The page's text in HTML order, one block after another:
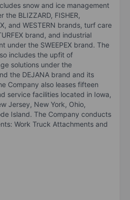
snow and ice management
BLIZZARD, FISHER,
and WESTERN brands, turf care
brand, and industrial
under the SWEEPEX brand. The
includes the upfit of
solutions under the
the DEJANA brand and its
Company also leases fifteen
service facilities located in Iowa,
Jersey, New York, Ohio,
Island. The Company conducts
Work Truck Attachments and